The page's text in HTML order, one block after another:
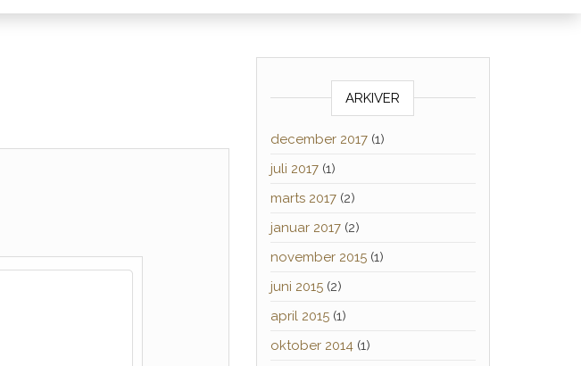
ARKIVER
december 2017(1)
juli 2017(1)
marts 2017(2)
januar 2017(2)
november 2015(1)
juni 2015(2)
april 2015(1)
oktober 2014(1)